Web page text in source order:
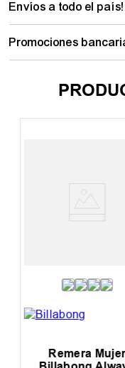
Envíos a todo el país!
Promociones
Remera